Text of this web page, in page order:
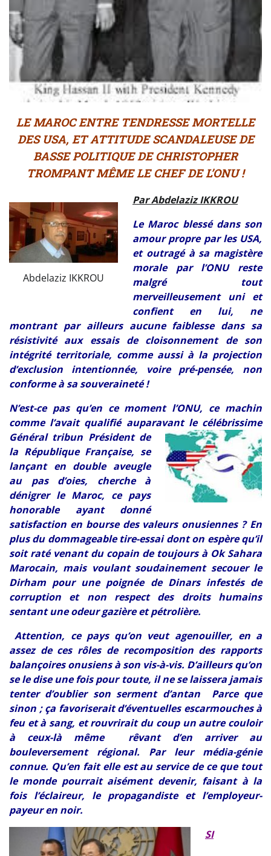
LE MAROC ENTRE TENDRESSE MORTELLE
DES USA, ET ATTITUDE SCANDALEUSE DE
BASSE POLITIQUE DE CHRISTOPHER
TROMPANT MÊME LE CHEF DE L’ONU !
Abdelaziz IKKROU
Par Abdelaziz IKKROU
Le Maroc blessé dans son
amour propre par les USA,
et outragé à sa magistère
morale par l’ONU reste
malgré tout
merveilleusement uni et
confient en lui, ne
montrant par ailleurs aucune faiblesse dans sa
résistivité aux essais de cloisonnement de son
intégrité territoriale, comme aussi à la projection
d’exclusion intentionnée, voire pré-pensée, non
conforme à sa souveraineté !
N’est-ce pas qu’en ce moment l’ONU, ce machin
comme l’avait qualifié auparavant le célébrissime
Généraltribun Président de
la République Française, se
lançant en double aveugle
au pas d’oies, cherche à
dénigrer le Maroc, ce pays
honorable ayant donné
satisfaction en bourse des valeurs onusiennes ? En
plus du dommageable tire-essai dont on espère qu’il
soit raté venant du copain de toujours à Ok Sahara
Marocain, mais voulant soudainement secouer le
Dirham pour une poignée de Dinars infestés de
corruption et non respect des droits humains
sentant une odeur gazière et pétrolière.
Attention, ce pays qu’on veut agenouiller, en a
assez de ces rôles de recomposition des rapports
balançoires onusiens à son vis-à-vis. D’ailleurs qu’on
se le dise une fois pour toute, il ne se laissera jamais
tenter d’oublier son serment d’antan Parce que
sinon ; ça favoriserait d’éventuelles escarmouches à
feu et à sang, et rouvrirait du coup un autre couloir
à ceux-là même rêvant d’en arriver au
bouleversement régional. Par leur média-génie
connue. Qu’en fait elle est au service de ce que tout
le monde pourrait aisément devenir, faisant à la
fois l’éclaireur, le propagandiste et l’employeur-
payeur en noir.
SI